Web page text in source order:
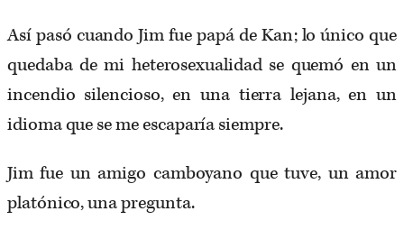
Así pasó cuando Jim fue papá de Kan; lo único que
quedaba de mi heterosexualidad se quemó en un
incendio silencioso, en una tierra lejana, en un
idioma que se me escaparía siempre.
Jim fue un amigo camboyano que tuve, un amor
platónico, una pregunta.